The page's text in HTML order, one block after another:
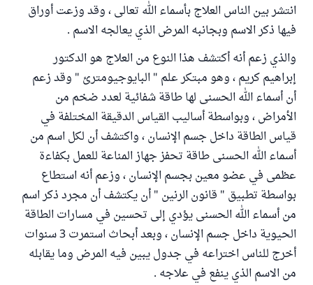
انتشر بين الناس العلاج بأسماء الله تعالى ، وقد وزعت أوراق
فيها ذكر الاسم وبجانبه المرض الذي يعالجه الاسم .
والذي زعم أنه أكتشف هذا النوع من العلاج هو الدكتور
إبراهيم كريم ، وهو مبتكر علم " البايوجيومترئ " وقد زعم
أن أسماء الله الحسنى لها طاقة شفائية لعدد ضخم من
الأمراض ، وبواسطة أساليب القياس الدقيقة المختلفة في
قياس الطاقة داخل جسم الإنسان ، واكتشف أن لكل اسم من
أسماء الله الحسنى طاقة تحفز جهاز المناعة للعمل بكفاءة
عظمى في عضو معين بجسم الإنسان ، وزعم أنه استطاع
بواسطة تطبيق " قانون الرنين " أن يكتشف أن مجرد ذكر اسم
من أسماء الله الحسنى يؤدي إلى تحسين في مسارات الطاقة
الحيوية داخل جسم الإنسان ، وبعد أبحاث استمرت 3 سنوات
أخرج للناس اختراعه في جدول يبين فيه المرض وما يقابله
من الاسم الذي ينفع في علاجه .